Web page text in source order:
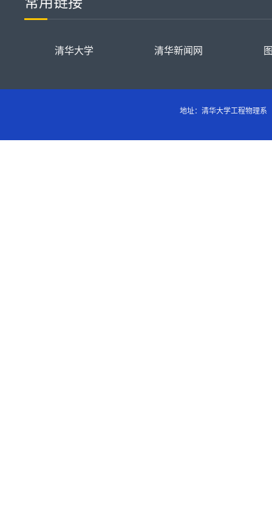
清华大学 清华新闻网
地址：清华大学工程物理系